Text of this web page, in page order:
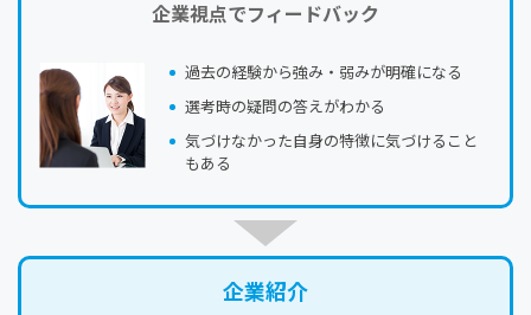
企業視点でフィードバック
過去の経験から強み・弱みが明確になる
選考時の疑問の答えがわかる
気づけなかった自身の特徴に気づけること
もある
企業紹介